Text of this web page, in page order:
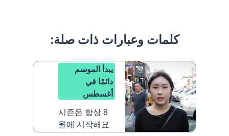
كلمات وعبارات ذات صلة:
يبدأ الموسم
دائمًا في
أغسطس
시즌은 항상 8
월에 시작해요